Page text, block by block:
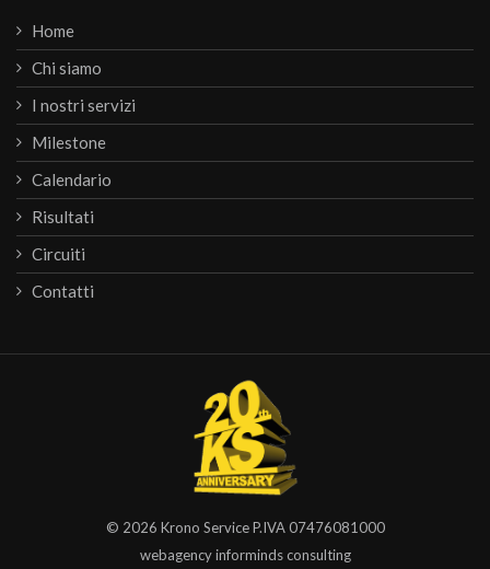
Home
Chi siamo
I nostri servizi
Milestone
Calendario
Risultati
Circuiti
Contatti
© 2026 Krono ServiceP.IVA 07476081000
webagency informinds consulting